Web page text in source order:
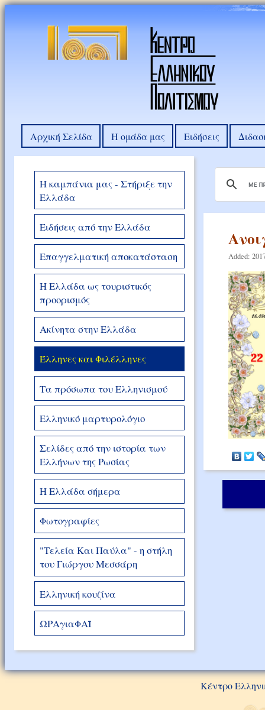
Αρχική Σελίδα Η ομάδα μας Ειδήσεις
Η καμπάνια μας - Στήριξε την
Ελλάδα
Ειδήσεις από την Ελλάδα
Επαγγελματική αποκατάσταση
Η Ελλάδα ως τουριστικός
προορισμός
Ακίνητα στην Ελλάδα
Έλληνες και Φιλέλληνες
Τα πρόσωπα του Ελληνισμού
Ελληνικό μαρτυρολόγιο
Σελίδες από την ιστορία των
Ελλήνων της Ρωσίας
Η Ελλάδα σήμερα
Φωτογραφίες
"Τελεία Και Παύλα" - η στήλη
του Γιώργου Μεσσάρη
Ελληνική κουζίνα
ΩΡΑγιαΦΑΪ
Added:
Κέντρο